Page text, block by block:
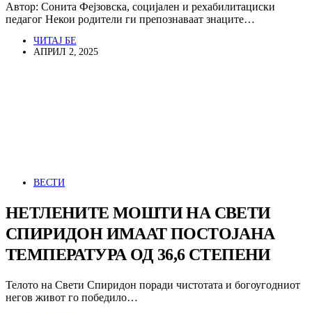
Автор: Сонита Фејзовска, социјален и рехабилитациски
педагог Некои родители ги препознаваат знаците…
ЧИТАЈ БЕ
АПРИЛ 2, 2025
ВЕСТИ
НЕТЛЕНИТЕ МОШТИ НА СВЕТИ
СПИРИДОН ИМААТ ПОСТОЈАНА
ТЕМПЕРАТУРА ОД 36,6 СТЕПЕНИ
Телото на Свети Спиридон поради чистотата и богоугодниот
негов живот го победило…